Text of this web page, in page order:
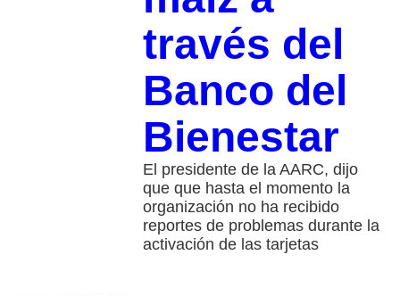
través del
Banco del
Bienestar
El presidente de la AARC, dijo
que que hasta el momento la
organización no ha recibido
reportes de problemas durante la
activación de las tarjetas